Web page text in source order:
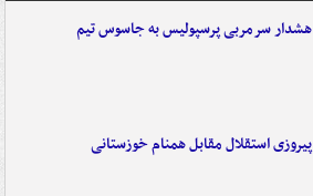
هشدار سرمربی پرسپولیس به جاسوس تیم
پیروزی استقلال مقابل همنام خوزستانی